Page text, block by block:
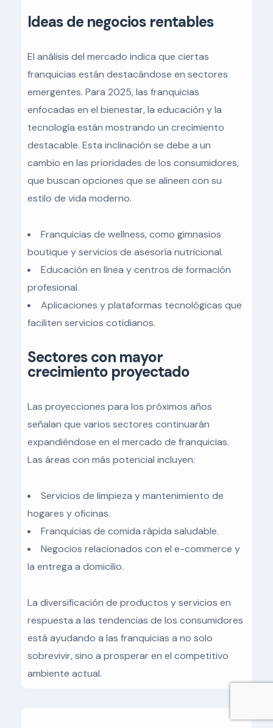
Ideas de negocios rentables
El análisis del mercado indica que ciertas
franquicias están destacándose en sectores
emergentes. Para 2025, las franquicias
enfocadas en el bienestar, la educación y la
tecnología están mostrando un crecimiento
destacable. Esta inclinación se debe a un
cambio en las prioridades de los consumidores,
que buscan opciones que se alineen con su
estilo de vida moderno.
Franquicias de wellness, como gimnasios
boutique y servicios de asesoría nutricional.
Educación en línea y centros de formación
profesional.
Aplicaciones y plataformas tecnológicas que
faciliten servicios cotidianos.
Sectores con mayor
crecimiento proyectado
Las proyecciones para los próximos años
señalan que varios sectores continuarán
expandiéndose en el mercado de franquicias.
Las áreas con más potencial incluyen:
Servicios de limpieza y mantenimiento de
hogares y oficinas.
Franquicias de comida rápida saludable.
Negocios relacionados con el e-commerce y
la entrega a domicilio.
La diversificación de productos y servicios en
respuesta a las tendencias de los consumidores
está ayudando a las franquicias a no solo
sobrevivir, sino a prosperar en el competitivo
ambiente actual.